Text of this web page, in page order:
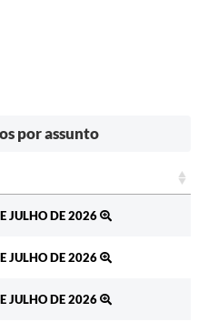
por assunto
JULHO DE 2026
JULHO DE 2026
JULHO DE 2026